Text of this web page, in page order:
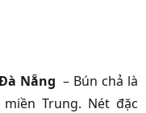
Nẵng – Bún chả là
Trung. Nét đặc